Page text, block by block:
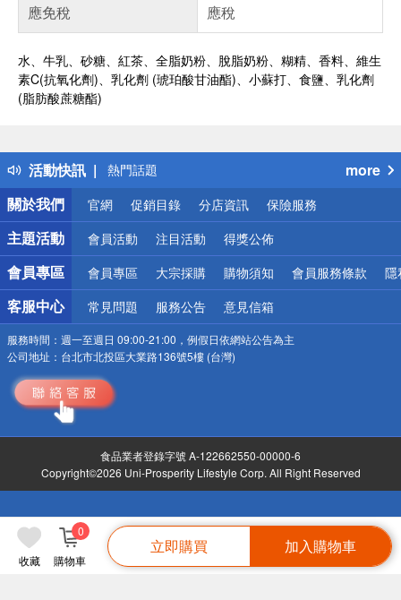
收藏 購物車
0
立即購買 加入購物車
應免稅
應稅
水、牛乳、砂糖、紅茶、全脂奶粉、脫脂奶粉、糊精、香料、維生
素C(抗氧化劑)、乳化劑 (琥珀酸甘油酯)、小蘇打、食鹽、乳化劑
(脂肪酸蔗糖酯)
活動快訊
得獎公告
熱門話題
銀行優惠
偏遠地區配送
詐騙網頁！請小心！
more
關於我們
官網 促銷目錄 分店資訊 保險服務
主題活動 會員活動 注目活動 得獎公佈
會員專區 會員專區 大宗採購 購物須知 會員服務條款 隱
客服中心 常見問題 服務公告 意見信箱
服務時間： 週一至週日 09:00-21:00，例假日依網站公告為主
公司地址： 台北市北投區大業路136號5樓 (台灣)
食品業者登錄字號 A-122662550-00000-6
Copyright©2026 Uni-Prosperity Lifestyle Corp. All Right Reserved